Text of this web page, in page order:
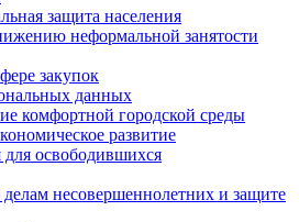
защита населения
неформальной занятости
закупок
данных
комфортной городской среды
развитие
освободившихся
несовершеннолетних и защите